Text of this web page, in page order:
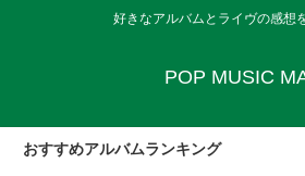
好きなアルバムとライヴの感想
POP MUSIC
おすすめアルバムランキング